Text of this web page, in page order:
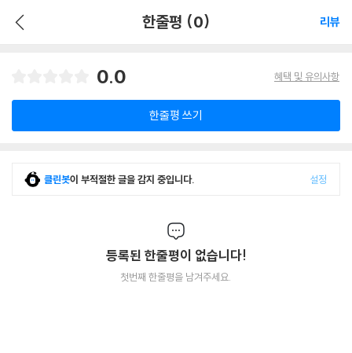
한줄평 (0) 리뷰
0.0 혜택 및 유의사항
한줄평 쓰기
클린봇이 부적절한 글을 감지 중입니다. 설정
등록된 한줄평이 없습니다!
첫번째 한줄평을 남겨주세요.